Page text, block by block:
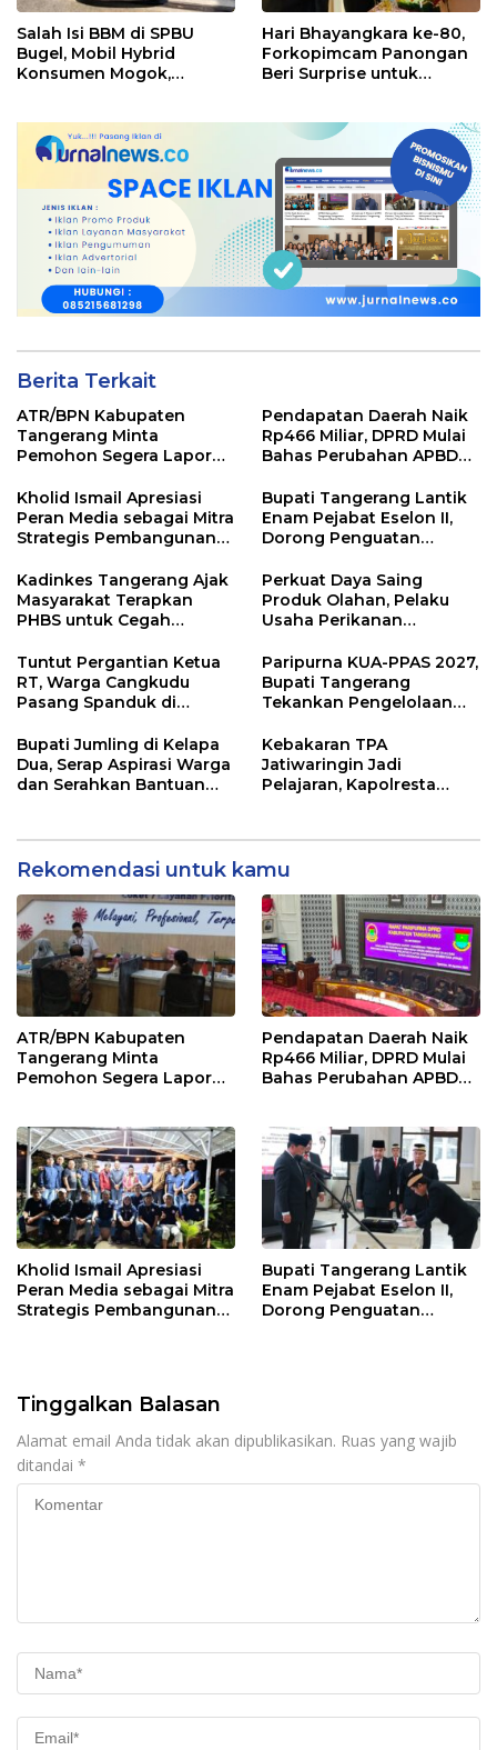
Salah Isi BBM di SPBU
Bugel, Mobil Hybrid
Konsumen Mogok,
Hari Bhayangkara ke-80,
Forkopimcam Panongan
Beri Surprise untuk
Berita Terkait
ATR/BPN Kabupaten
Tangerang Minta
Pemohon Segera Lapor
Mandek
Pendapatan Daerah Naik
Rp466 Miliar, DPRD Mulai
Bahas Perubahan APBD
Kholid Ismail Apresiasi
Peran Media sebagai Mitra
Strategis Pembangunan
Tangerang
Bupati Tangerang Lantik
Enam Pejabat Eselon II,
Dorong Penguatan
Publik
Kadinkes Tangerang Ajak
Masyarakat Terapkan
PHBS untuk Cegah
Perkuat Daya Saing
Produk Olahan, Pelaku
Usaha Perikanan
Didorong Terapkan SNI
Tuntut Pergantian Ketua
RT, Warga Cangkudu
Pasang Spanduk di
Paripurna KUA-PPAS 2027,
Bupati Tangerang
Tekankan Pengelolaan
Dampak El Nino
Bupati Jumling di Kelapa
Dua, Serap Aspirasi Warga
dan Serahkan Bantuan
Kebakaran TPA
Jatiwaringin Jadi
Pelajaran, Kapolresta
Ditingkatkan
Rekomendasi untuk kamu
ATR/BPN Kabupaten
Tangerang Minta
Pemohon Segera Lapor
Pendapatan Daerah Naik
Rp466 Miliar, DPRD Mulai
Bahas Perubahan APBD
Kholid Ismail Apresiasi
Peran Media sebagai Mitra
Strategis Pembangunan
Bupati Tangerang Lantik
Enam Pejabat Eselon II,
Dorong Penguatan
Tinggalkan Balasan
Alamat email Anda tidak akan dipublikasikan. Ruas yang wajib
ditandai *